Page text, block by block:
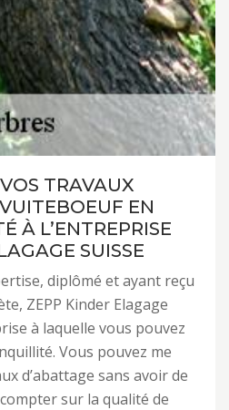
TRAVAUX
EN
À L’ENTREPRISE
SUISSE
diplômé et ayant reçu
ZEPP Kinder Elagage
à laquelle vous pouvez
Vous pouvez me
d’abattage sans avoir de
sur la qualité de